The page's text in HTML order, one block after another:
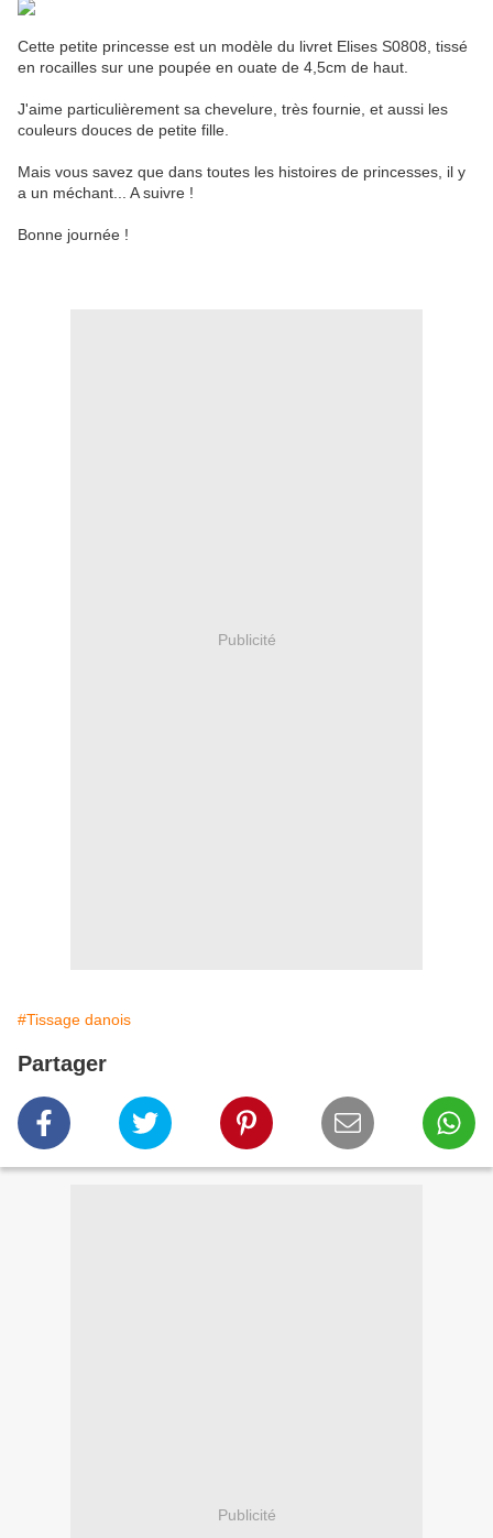
Cette petite princesse est un modèle du livret Elises S0808, tissé
en rocailles sur une poupée en ouate de 4,5cm de haut.
J'aime particulièrement sa chevelure, très fournie, et aussi les
couleurs douces de petite fille.
Mais vous savez que dans toutes les histoires de princesses, il y
a un méchant... A suivre !
Bonne journée !
Publicité
#Tissage danois
Partager
Publicité